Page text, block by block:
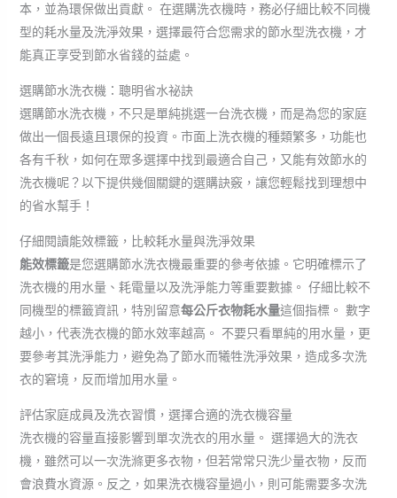
本，並為環保做出貢獻。 在選購洗衣機時，務必仔細比較不同機
型的耗水量及洗淨效果，選擇最符合您需求的節水型洗衣機，才
能真正享受到節水省錢的益處。
選購節水洗衣機：聰明省水祕訣
選購節水洗衣機，不只是單純挑選一台洗衣機，而是為您的家庭
做出一個長遠且環保的投資。市面上洗衣機的種類繁多，功能也
各有千秋，如何在眾多選擇中找到最適合自己，又能有效節水的
洗衣機呢？以下提供幾個關鍵的選購訣竅，讓您輕鬆找到理想中
的省水幫手！
仔細閱讀能效標籤，比較耗水量與洗淨效果
能效標籤是您選購節水洗衣機最重要的參考依據。它明確標示了
洗衣機的用水量、耗電量以及洗淨能力等重要數據。 仔細比較不
同機型的標籤資訊，特別留意每公斤衣物耗水量這個指標。 數字
越小，代表洗衣機的節水效率越高。 不要只看單純的用水量，更
要參考其洗淨能力，避免為了節水而犧牲洗淨效果，造成多次洗
衣的窘境，反而增加用水量。
評估家庭成員及洗衣習慣，選擇合適的洗衣機容量
洗衣機的容量直接影響到單次洗衣的用水量。 選擇過大的洗衣
機，雖然可以一次洗滌更多衣物，但若常常只洗少量衣物，反而
會浪費水資源。反之，如果洗衣機容量過小，則可能需要多次洗